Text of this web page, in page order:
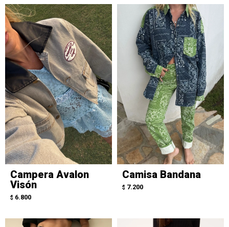
Campera Avalon
Visón
$ 6.800
Camisa Bandana
$ 7.200